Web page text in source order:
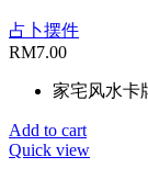
占卜摆件
RM7.00
家宅风水卡
Add to cart
Quick view